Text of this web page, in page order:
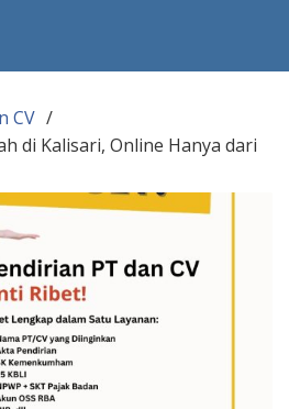
CV
di Kalisari, Online Hanya dari